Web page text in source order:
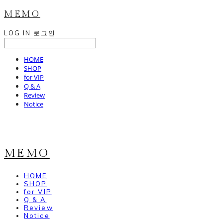
MEMO
LOG IN 로그인
HOME
SHOP
for VIP
Q & A
Review
Notice
MEMO
HOME
SHOP
for VIP
Q & A
Review
Notice